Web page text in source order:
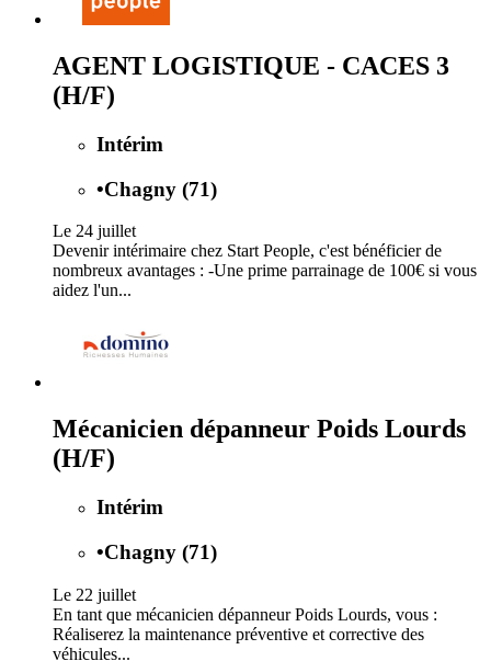
AGENT LOGISTIQUE - CACES 3
(H/F)
Intérim
•Chagny (71)
Le 24 juillet
Devenir intérimaire chez Start People, c'est bénéficier de
nombreux avantages : -Une prime parrainage de 100€ si vous
aidez l'un...
Mécanicien dépanneur Poids Lourds
(H/F)
Intérim
•Chagny (71)
Le 22 juillet
En tant que mécanicien dépanneur Poids Lourds, vous :
Réaliserez la maintenance préventive et corrective des
véhicules...